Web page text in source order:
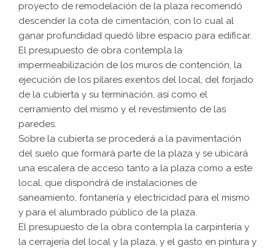
proyecto de remodelación de la plaza recomendó
descender la cota de cimentación, con lo cual al
ganar profundidad quedó libre espacio para edificar.
El presupuesto de obra contempla la
impermeabilización de los muros de contención, la
ejecución de los pilares exentos del local, del forjado
de la cubierta y su terminación, así como el
cerramiento del mismo y el revestimiento de las
paredes.
Sobre la cubierta se procederá a la pavimentación
del suelo que formará parte de la plaza y se ubicará
una escalera de acceso tanto a la plaza como a este
local, que dispondrá de instalaciones de
saneamiento, fontanería y electricidad para el mismo
y para el alumbrado público de la plaza.
El presupuesto de la obra contempla la carpintería y
la cerrajería del local y la plaza, y el gasto en pintura y